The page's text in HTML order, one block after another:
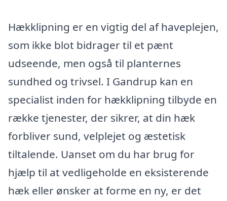
Hækklipning er en vigtig del af haveplejen,
som ikke blot bidrager til et pænt
udseende, men også til planternes
sundhed og trivsel. I Gandrup kan en
specialist inden for hækklipning tilbyde en
række tjenester, der sikrer, at din hæk
forbliver sund, velplejet og æstetisk
tiltalende. Uanset om du har brug for
hjælp til at vedligeholde en eksisterende
hæk eller ønsker at forme en ny, er det